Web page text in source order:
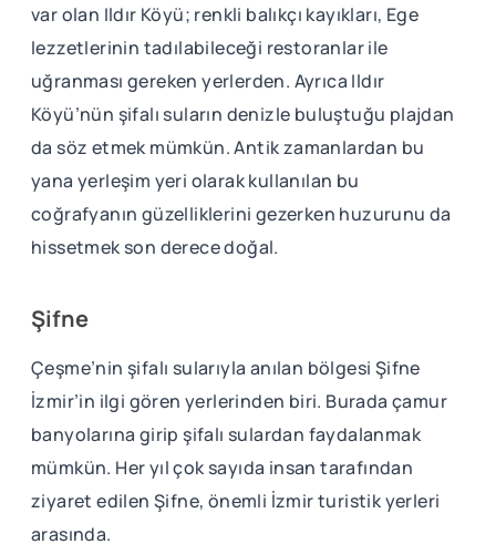
var olan Ildır Köyü; renkli balıkçı kayıkları, Ege
lezzetlerinin tadılabileceği restoranlar ile
uğranması gereken yerlerden. Ayrıca Ildır
Köyü’nün şifalı suların denizle buluştuğu plajdan
da söz etmek mümkün. Antik zamanlardan bu
yana yerleşim yeri olarak kullanılan bu
coğrafyanın güzelliklerini gezerken huzurunu da
hissetmek son derece doğal.
Şifne
Çeşme’nin şifalı sularıyla anılan bölgesi Şifne
İzmir’in ilgi gören yerlerinden biri. Burada çamur
banyolarına girip şifalı sulardan faydalanmak
mümkün. Her yıl çok sayıda insan tarafından
ziyaret edilen Şifne, önemli İzmir turistik yerleri
arasında.